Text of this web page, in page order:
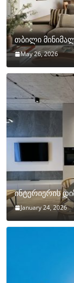
თბილი
May 26, 2026
ინტერიერის
January 24, 2026